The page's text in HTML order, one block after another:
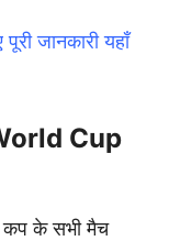
जानकारी यहाँ
Cup
कप के सभी मैच